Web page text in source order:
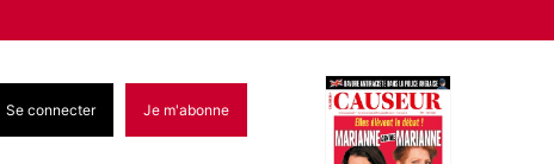
Se connecter Je m'abonne